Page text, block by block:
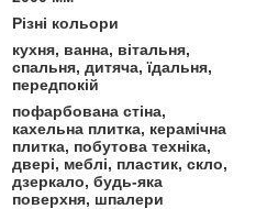
Різні кольори
кухня, ванна, вітальня,
спальня, дитяча, їдальня,
передпокій
пофарбована стіна,
кахельна плитка, керамічна
плитка, побутова техніка,
двері, меблі, пластик, скло,
дзеркало, будь-яка
поверхня, шпалери